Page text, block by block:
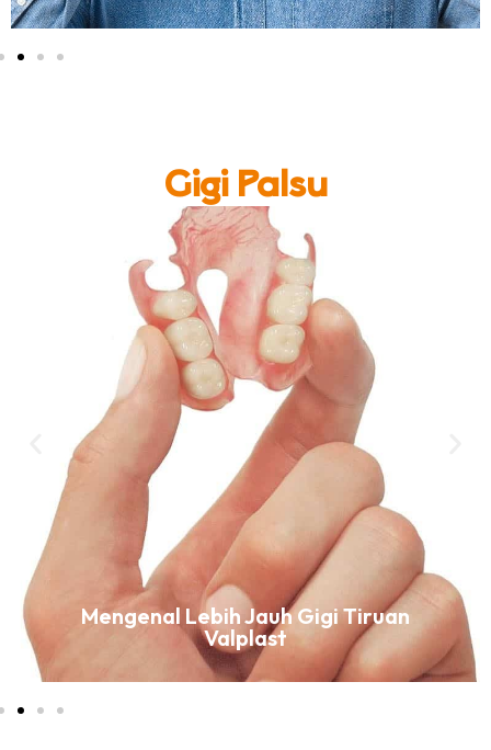
Gigi Palsu
Mengenal Lebih Jauh Gigi Tiruan
Valplast